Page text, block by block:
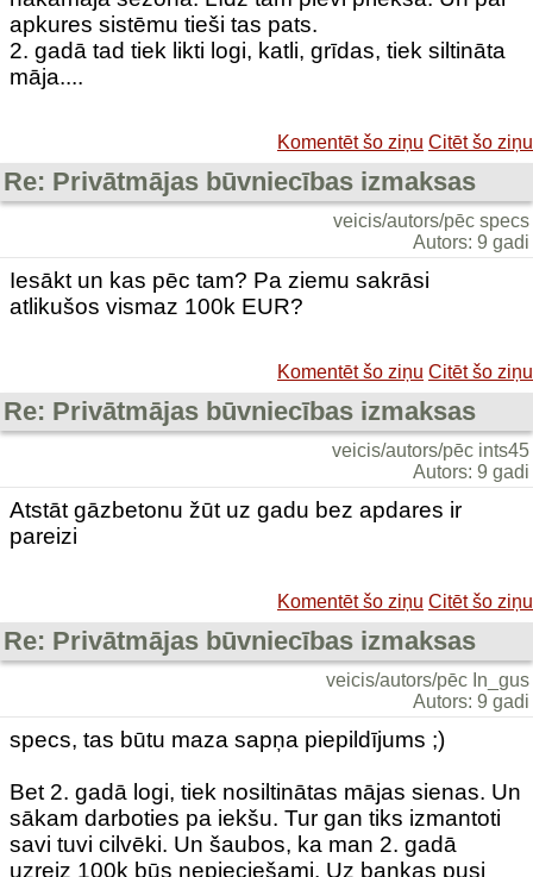
apkures sistēmu tieši tas pats.
2. gadā tad tiek likti logi, katli, grīdas, tiek siltināta
māja....
Komentēt šo ziņu Citēt šo ziņu
Re: Privātmājas būvniecības izmaksas
veicis/autors/pēc specs
Autors: 9 gadi
Iesākt un kas pēc tam? Pa ziemu sakrāsi
atlikušos vismaz 100k EUR?
Komentēt šo ziņu Citēt šo ziņu
Re: Privātmājas būvniecības izmaksas
veicis/autors/pēc ints45
Autors: 9 gadi
Atstāt gāzbetonu žūt uz gadu bez apdares ir
pareizi
Komentēt šo ziņu Citēt šo ziņu
Re: Privātmājas būvniecības izmaksas
veicis/autors/pēc In_gus
Autors: 9 gadi
specs, tas būtu maza sapņa piepildījums ;)
Bet 2. gadā logi, tiek nosiltinātas mājas sienas. Un
sākam darboties pa iekšu. Tur gan tiks izmantoti
savi tuvi cilvēki. Un šaubos, ka man 2. gadā
uzreiz 100k būs nepieciešami. Uz bankas pusi